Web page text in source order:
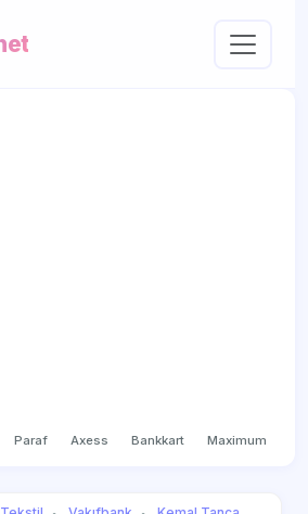
Paraf Axess Bankkart Maximum